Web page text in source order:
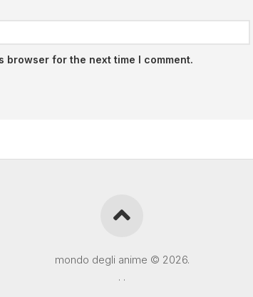
browser for the next time I comment.
mondo degli anime © 2026.
. .